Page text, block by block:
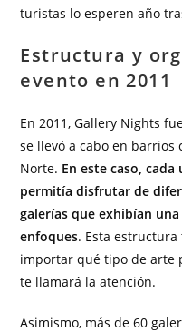
turistas lo esperen año
Estructura y
evento en 2011
En 2011, Gallery Nights
se llevó a cabo en barrios
Norte. En este caso,
permitía disfrutar de
galerías que exhibían
enfoques. Esta
importar qué tipo de arte
te llamará la atención.
Asimismo, más de 60